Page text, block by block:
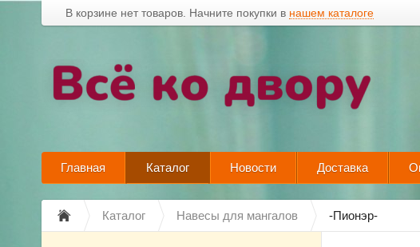
В корзине нет товаров. Начните покупки в нашем каталоге
Главная Каталог Новости Доставка
Каталог Навесы для мангалов -Пионэр-